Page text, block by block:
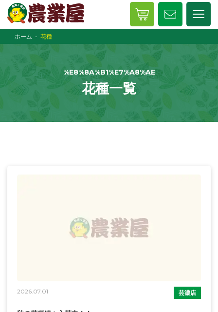
ホーム 花種
%E8%8A%B1%E7%A8%AE
花種一覧
2026.07.01 芸濃店